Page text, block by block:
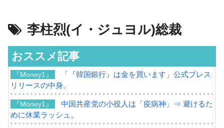
李柱烈(イ・ジュヨル)総裁
おススメ記事
『Money1』
「『韓国銀行』は金を買います」公式プレス
リリースの中身。
『Money1』
中国共産党の小役人は「疫病神」⇒ 避けるた
めに休業ラッシュ。